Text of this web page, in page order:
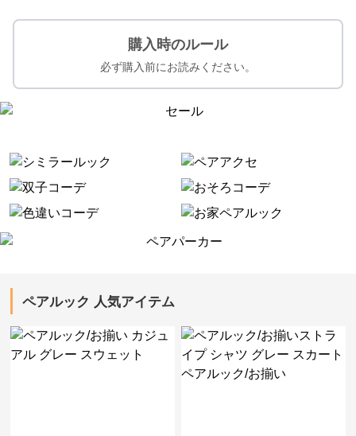
購入時のルール
必ず購入前にお読みください。
ペアルック 人気アイテム